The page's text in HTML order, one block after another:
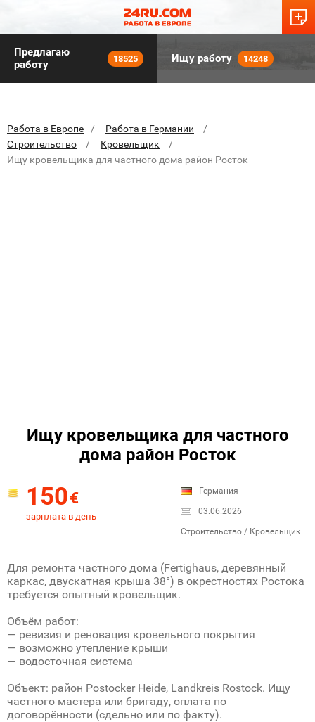
Предлагаю
работу
18525 Ищу работу 14248
Работа в Европе
Работа в Германии
Строительство
Кровельщик
Ищу кровельщика для частного дома район Росток
Ищу кровельщика для частного
дома район Росток
150€
зарплата в день
Германия
03.06.2026
Строительство / Кровельщик
Для ремонта частного дома (Fertighaus, деревянный
каркас, двускатная крыша 38°) в окрестностях Ростока
требуется опытный кровельщик.
Объём работ:
— ревизия и реновация кровельного покрытия
— возможно утепление крыши
— водосточная система
Объект: район Рostocker Heide, Landkreis Rostock. Ищу
частного мастера или бригаду, оплата по
договорённости (сдельно или по факту).